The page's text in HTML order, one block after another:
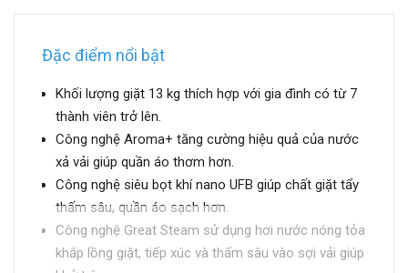
Đặc điểm nổi bật
Khối lượng giặt 13 kg thích hợp với gia đình có từ 7
thành viên trở lên.
Công nghệ Aroma+ tăng cường hiệu quả của nước
xả vải giúp quần áo thơm hơn.
Công nghệ siêu bọt khí nano UFB giúp chất giặt tẩy
thấm sâu, quần áo sạch hơn.
Công nghệ Great Steam sử dụng hơi nước nóng tỏa
khắp lồng giặt, tiếp xúc và thấm sâu vào sợi vải giúp